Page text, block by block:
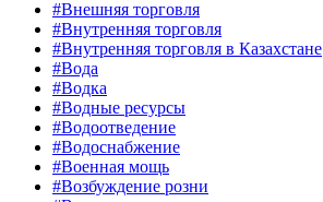
#Внешняя торговля
#Внутренняя торговля
#Внутренняя торговля в Казахстане
#Вода
#Водка
#Водные ресурсы
#Водоотведение
#Водоснабжение
#Военная мощь
#Возбуждение розни